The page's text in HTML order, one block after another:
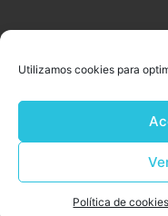
Utilizamos cookies para
Política de cookies